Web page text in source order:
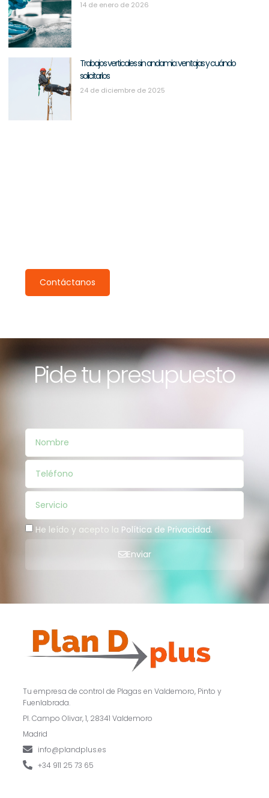
14 de enero de 2026
Trabajos verticales sin andamio: ventajas y cuándo
solicitarlos
24 de diciembre de 2025
Contáctanos
Pide tu presupuesto
He leído y acepto la Política de Privacidad.
Enviar
Tu empresa de control de Plagas en Valdemoro, Pinto y
Fuenlabrada.
Pl. Campo Olivar, 1, 28341 Valdemoro
Madrid
info@plandplus.es
+34 911 25 73 65